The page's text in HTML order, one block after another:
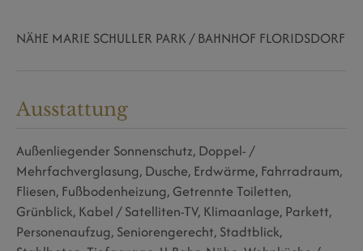
NÄHE MARIE SCHULLER PARK / BAHNHOF FLORIDSDORF
Ausstattung
Außenliegender Sonnenschutz Doppel- /
Mehrfachverglasung Dusche Erdwärme Fahrradraum
Fliesen Fußbodenheizung Getrennte Toiletten
Grünblick Kabel / Satelliten-TV Klimaanlage Parkett
Personenaufzug Seniorengerecht Stadtblick